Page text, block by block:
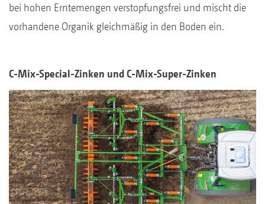
bei hohen Erntemengen verstopfungsfrei und mischt die
vorhandene Organik gleichmäßig in den Boden ein.
C-Mix-Special-Zinken und C-Mix-Super-Zinken